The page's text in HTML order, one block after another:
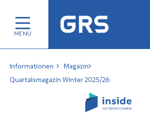
Informationen
Magazin
Quartalsmagazin Winter 2025/26